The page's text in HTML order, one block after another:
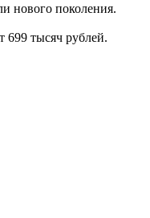
нового поколения.
699 тысяч рублей.